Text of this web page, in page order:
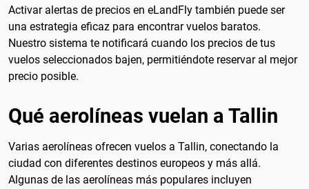
Activar alertas de precios en eLandFly también puede ser
una estrategia eficaz para encontrar vuelos baratos.
Nuestro sistema te notificará cuando los precios de tus
vuelos seleccionados bajen, permitiéndote reservar al mejor
precio posible.
Qué aerolíneas vuelan a Tallin
Varias aerolíneas ofrecen vuelos a Tallin, conectando la
ciudad con diferentes destinos europeos y más allá.
Algunas de las aerolíneas más populares incluyen